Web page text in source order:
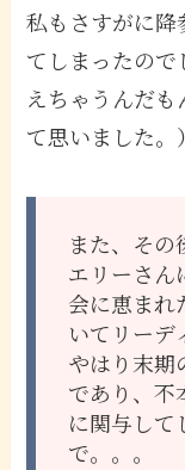
私もさすがに降
てしまったの
えちゃうんだ
て思いました。）
また、そ
エリーさん
会に恵まれ
いてリーデ
やはり末期
であり、不
に関与して
で。。。